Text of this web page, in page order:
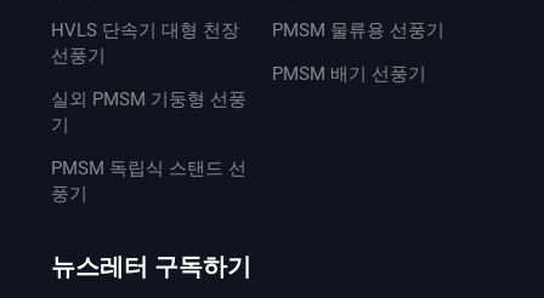
HVLS 단속기 대형 천장
선풍기
실외 PMSM 기둥형 선풍
기
PMSM 독립식 스탠드 선
풍기
PMSM 물류용 선풍기
PMSM 배기 선풍기
뉴스레터 구독하기